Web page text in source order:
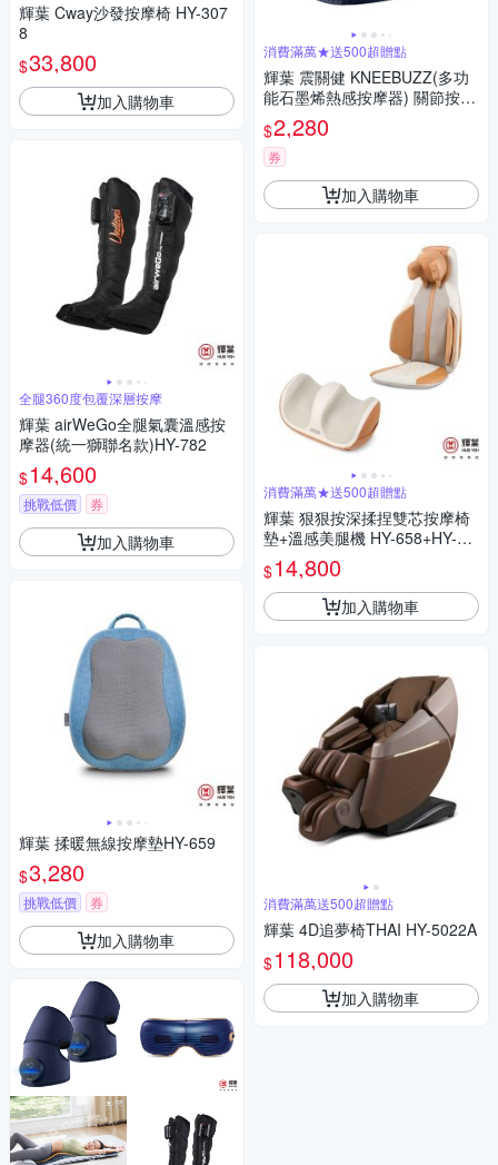
輝葉 Cway沙發按摩椅 HY-307
8
$33,800
加入購物車
全腿360度包覆深層按摩
輝葉 airWeGo全腿氣囊溫感按
摩器(統一獅聯名款)HY-782
$14,600
挑戰低價 券
加入購物車
輝葉 揉暖無線按摩墊HY-659
$3,280
挑戰低價 券
加入購物車
消費滿萬★送500超贈點
輝葉 震關健 KNEEBUZZ(多功
能石墨烯熱感按摩器) 關節按摩
膝蓋按摩 HY-762
$2,280
券
加入購物車
消費滿萬★送500超贈點
輝葉 狠狠按深揉捏雙芯按摩椅
墊+溫感美腿機 HY-658+HY-75
$14,800
加入購物車
消費滿萬送500超贈點
輝葉 4D追夢椅THAI HY-5022A
$118,000
加入購物車